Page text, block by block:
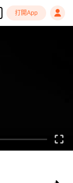
打開App